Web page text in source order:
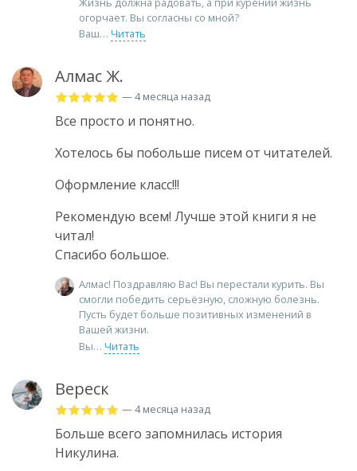
огорчает. Вы согласны со мной?
Ваш
Читать
Алмас Ж.
— 4 месяца назад
Все просто и понятно.
Хотелось бы побольше писем от читателей.
Оформление класс!!!
Рекомендую всем! Лучше этой книги я не
читал!
Спасибо большое.
Алмас! Поздравляю Вас! Вы перестали курить. Вы
смогли победить серьёзную, сложную болезнь.
Пусть будет больше позитивных изменений в
Вашей жизни.
Вы
Читать
Вереск
— 4 месяца назад
Больше всего запомнилась история
Никулина.